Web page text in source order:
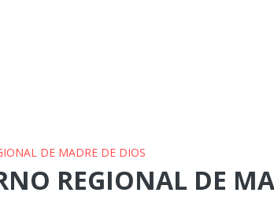
DE MADRE DE DIOS
REGIONAL DE